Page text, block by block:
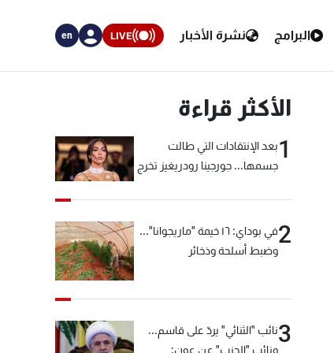
البرامج نشرة الأخبار LIVE
en
الأكثر قراءة
1بعد الإنتقادات التي طالت
جسمها... جورجينا رودريغيز تخرج
2
في بوداي: ١٦ خيمة "ماريجوانا"...
وضبط أسلحة وذخائر
3نائب "الثنائي" يردّ على قاسم...
ونائب "الحزب" عن عون: